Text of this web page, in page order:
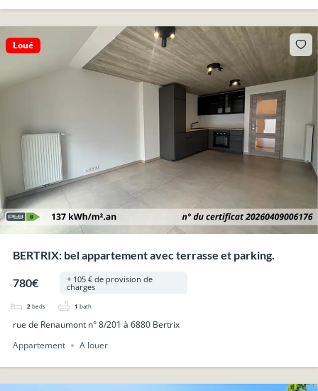
Loué
BERTRIX: bel appartement avec terrasse et parking.
780€ + 105 € de provision de
charges
2 beds 1 bath
rue de Renaumont n° 8/201 à 6880 Bertrix
Appartement
A louer